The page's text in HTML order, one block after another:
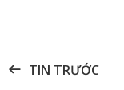
TIN TRƯỚC